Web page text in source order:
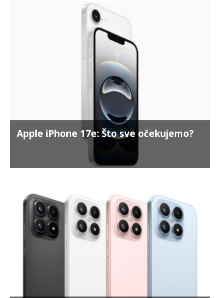
Apple iPhone 17e: Što sve očekujemo?